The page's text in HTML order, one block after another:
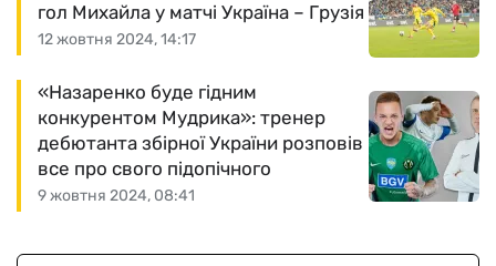
12 жовтня 2024, 14:17
гол Михайла у матчі Україна – Грузія
9 жовтня 2024, 08:41
«Назаренко буде гідним
конкурентом Мудрика»: тренер
дебютанта збірної України розповів
все про свого підопічного